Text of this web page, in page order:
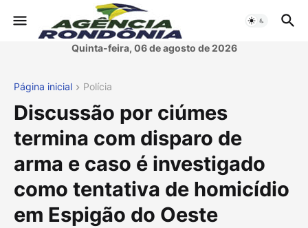
Quinta-feira, 06 de agosto de 2026
Página inicial Polícia
Discussão por ciúmes
termina com disparo de
arma e caso é investigado
como tentativa de homicídio
em Espigão do Oeste